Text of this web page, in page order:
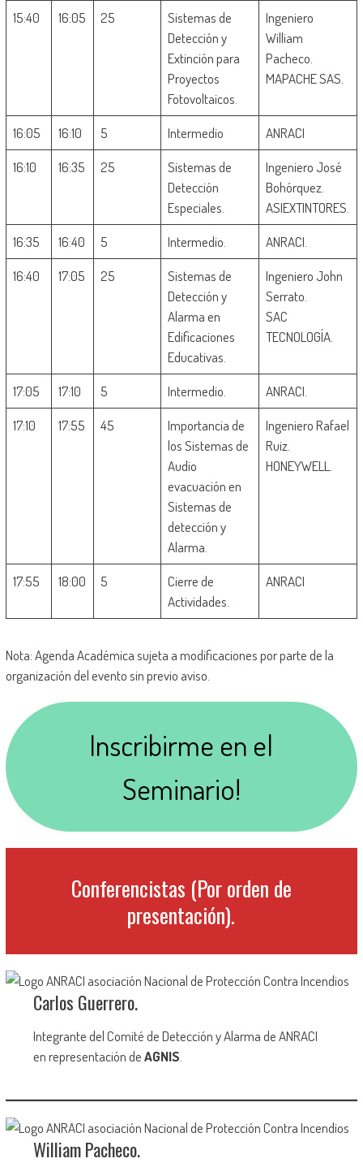
15:40
16:05 25
Sistemas de
Detección y
Extinción para
Proyectos
Fotovoltaicos.
Ingeniero
William
Pacheco.
MAPACHE SAS.
16:05 16:10 5 Intermedio
ANRACI
16:10
16:35 25
Sistemas de
Detección
Especiales.
Ingeniero José
Bohórquez.
ASIEXTINTORES.
16:35
16:40 5 Intermedio.
ANRACI.
16:40
17:05 25
Sistemas de
Detección y
Alarma en
Edificaciones
Educativas.
Ingeniero John
Serrato.
SAC
TECNOLOGÍA.
17:05 17:10 5 Intermedio.
ANRACI.
17:10
17:55 45
Importancia de
los Sistemas de
Audio
evacuación en
Sistemas de
detección y
Alarma.
Ingeniero Rafael
Ruiz.
HONEYWELL.
17:55 18:00 5
Cierre de
Actividades.
ANRACI
Nota: Agenda Académica sujeta a modificaciones por parte de la
organización del evento sin previo aviso.
Inscribirme en el
Seminario!
Conferencistas (Por orden de
presentación).
Carlos Guerrero.
Integrante del Comité de Detección y Alarma de ANRACI
en representación deAGNIS
William Pacheco.